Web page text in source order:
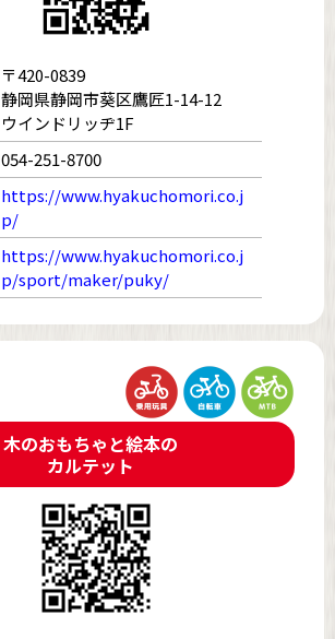
〒420-0839
静岡県静岡市葵区鷹匠1-14-12
ウインドリッヂ1F
054-251-8700
https://www.hyakuchomori.co.j
p/
https://www.hyakuchomori.co.j
p/sport/maker/puky/
木のおもちゃと絵本の
カルテット